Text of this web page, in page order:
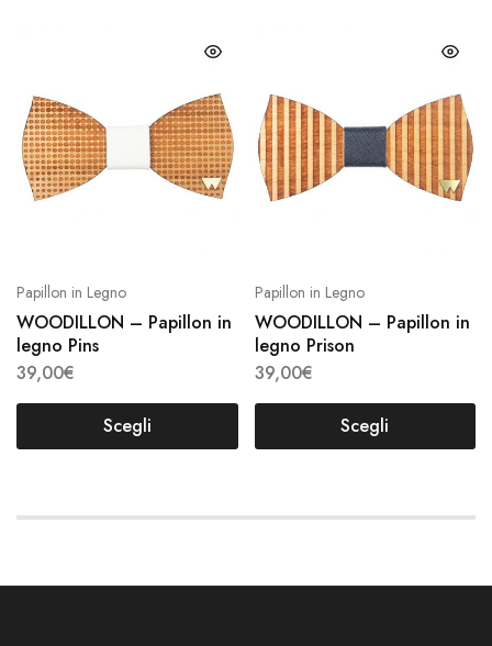
Questo
ha
più
varianti.
Le
nella
prodotto
Papillon in Legno
WOODILLON – Papillon in
legno Pins
39,00€
Scegli
ha
Le
ha
più
Le
nella
Papillon in Legno
WOODILLON – Papillon in
legno Prison
39,00€
Scegli
ha
Le